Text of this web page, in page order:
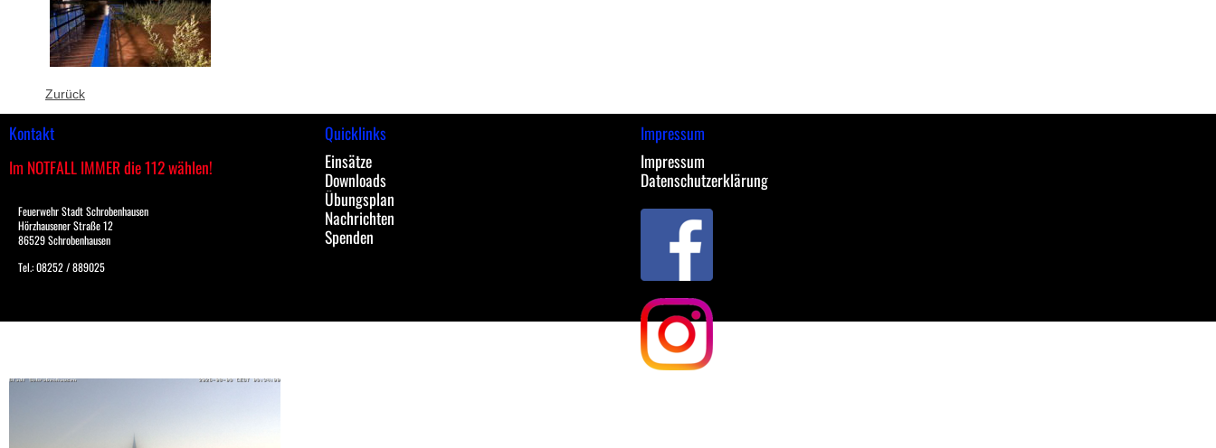
Zurück
Kontakt
Im NOTFALL IMMER die 112 wählen!
Feuerwehr Stadt Schrobenhausen
Hörzhausener Straße 12
86529 Schrobenhausen
Tel.: 08252 / 889025
Quicklinks
Einsätze
Downloads
Übungsplan
Nachrichten
Spenden
Impressum
Impressum
Datenschutzerklärung